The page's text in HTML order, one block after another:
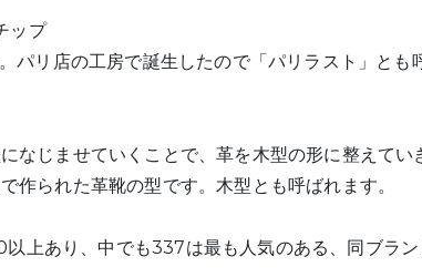
ップ
リ店の工房で誕生したので「パリラスト」とも
なじませていくことで、革を木型の形に整えてい
作られた革靴の型です。木型とも呼ばれます。
上あり、中でも337は最も人気のある、同ブラ